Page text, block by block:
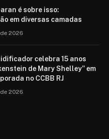
é sobre isso:
em diversas camadas
2026
celebra 15 anos
de Mary Shelley” em
no CCBB RJ
2026